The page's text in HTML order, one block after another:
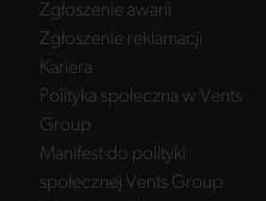
Zgłoszenie awarii
Zgłoszenie reklamacji
Kariera
Polityka społeczna w Vents
Group
Manifest do polityki
społecznej Vents Group